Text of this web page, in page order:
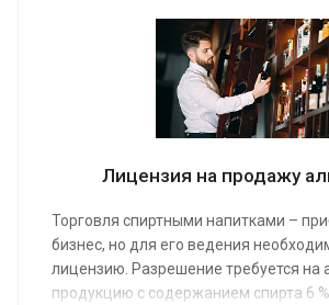
ИП не может быть туроператором –
Средняя стоимость услуг
лицензированию от 20 000 руб.
Лицензия на продажу
Торговля спиртными напитками –
бизнес, но для его ведения
лицензию. Разрешение требуется на
продукцию с содержанием спирта 6